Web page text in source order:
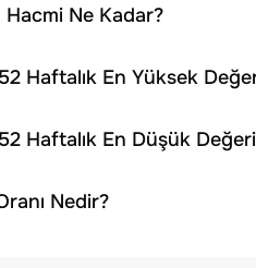
Ne Kadar?
Haftalık En Yüksek
Haftalık En Düşük
Nedir?